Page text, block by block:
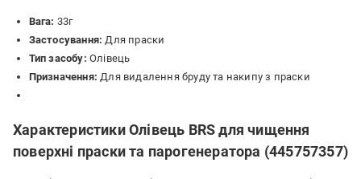
Вага: 33г
Застосування: Для праски
Тип засобу: Олівець
Призначення: Для видалення бруду та накипу з праски
Характеристики Олівець BRS для чищення
поверхні праски та парогенератора (445757357)